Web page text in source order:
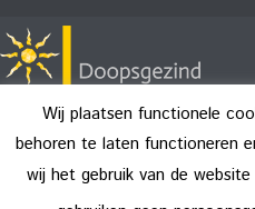
Copyright All
Wij plaatsen functionele
behoren te laten functioneren
wij het gebruik van de